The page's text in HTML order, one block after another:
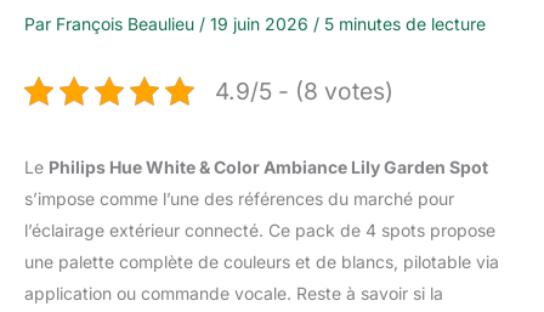
Par François Beaulieu / 19 juin 2026 / 5 minutes de lecture
4.9/5 - (8 votes)
Le Philips Hue White & Color Ambiance Lily Garden Spot
s’impose comme l’une des références du marché pour
l’éclairage extérieur connecté. Ce pack de 4 spots propose
une palette complète de couleurs et de blancs, pilotable via
application ou commande vocale. Reste à savoir si la